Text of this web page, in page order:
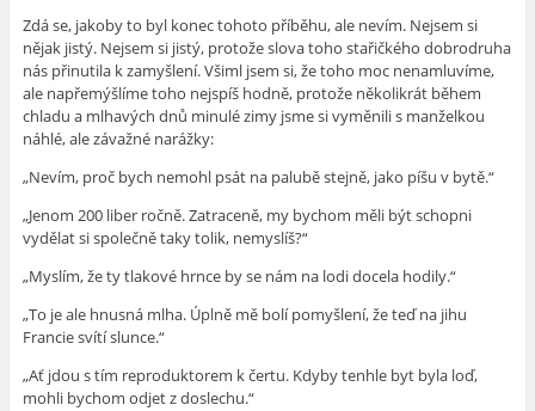
Zdá se, jakoby to byl konec tohoto příběhu, ale nevím. Nejsem si
nějak jistý. Nejsem si jistý, protože slova toho stařičkého dobrodruha
nás přinutila k zamyšlení. Všiml jsem si, že toho moc nenamluvíme,
ale napřemýšlíme toho nejspíš hodně, protože několikrát během
chladu a mlhavých dnů minulé zimy jsme si vyměnili s manželkou
náhlé, ale závažné narážky:
„Nevím, proč bych nemohl psát na palubě stejně, jako píšu v bytě.“
„Jenom 200 liber ročně. Zatraceně, my bychom měli být schopni
vydělat si společně taky tolik, nemyslíš?“
„Myslím, že ty tlakové hrnce by se nám na lodi docela hodily.“
„To je ale hnusná mlha. Úplně mě bolí pomyšlení, že teď na jihu
Francie svítí slunce.“
„Ať jdou s tím reproduktorem k čertu. Kdyby tenhle byt byla loď,
mohli bychom odjet z doslechu.“